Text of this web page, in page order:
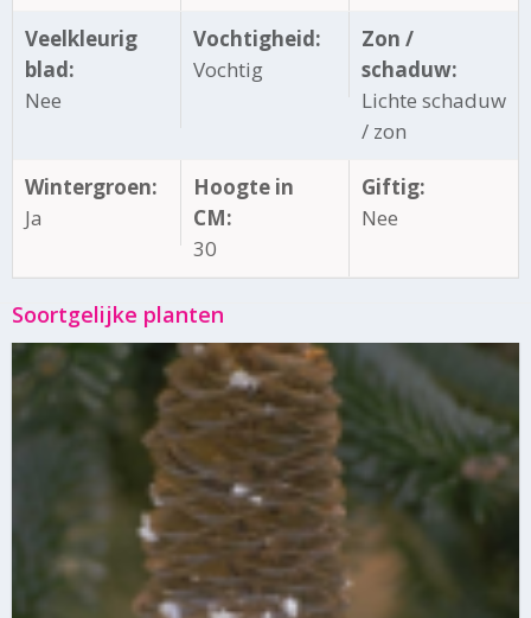
Veelkleurig
blad:
Nee
Vochtigheid:
Vochtig
Zon /
schaduw:
Lichte schaduw
/ zon
Wintergroen:
Ja
Hoogte in
CM:
30
Giftig:
Nee
Soortgelijke planten